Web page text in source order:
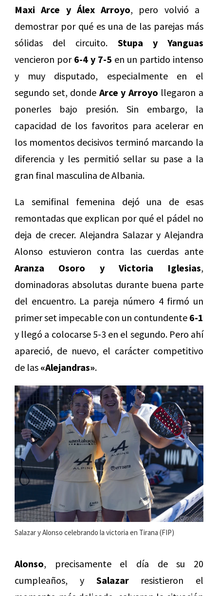
Maxi Arce y Álex Arroyo, pero volvió a
demostrar por qué es una de las parejas más
sólidas del circuito. Stupa y Yanguas
vencieron por 6-4 y 7-5 en un partido intenso
y muy disputado, especialmente en el
segundo set, donde Arce y Arroyo llegaron a
ponerles bajo presión. Sin embargo, la
capacidad de los favoritos para acelerar en
los momentos decisivos terminó marcando la
diferencia y les permitió sellar su pase a la
gran final masculina de Albania.
La semifinal femenina dejó una de esas
remontadas que explican por qué el pádel no
deja de crecer. Alejandra Salazar y Alejandra
Alonso estuvieron contra las cuerdas ante
Aranza Osoro y Victoria Iglesias,
dominadoras absolutas durante buena parte
del encuentro. La pareja número 4 firmó un
primer set impecable con un contundente 6-1
y llegó a colocarse 5-3 en el segundo. Pero ahí
apareció, de nuevo, el carácter competitivo
de las «Alejandras».
Salazar y Alonso celebrando la victoria en Tirana (FIP)
Alonso, precisamente el día de su 20
cumpleaños, y Salazarresistieron el